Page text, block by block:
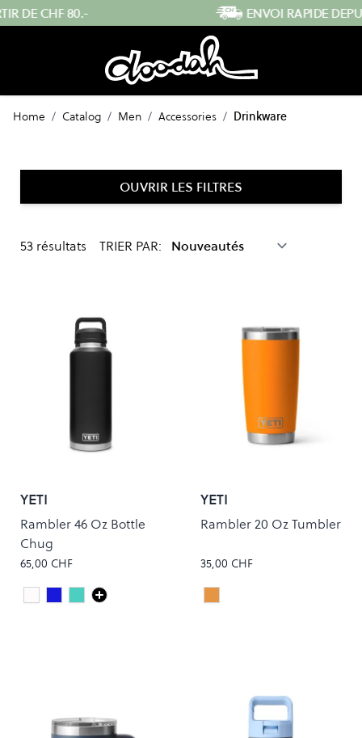
Skip to Content ENVOI RAPIDE DEPUIS LA SUISSE
Home / Catalog / Men / Accessories / Drinkware
OUVRIR LES FILTRES
53 résultats TRIER PAR:
YETI
Rambler 46 Oz Bottle
Chug
65,00 CHF
Colour
whiteNavySeafoam
YETI
Rambler 20 Oz Tumbler
35,00 CHF
Colour
KING CRAB